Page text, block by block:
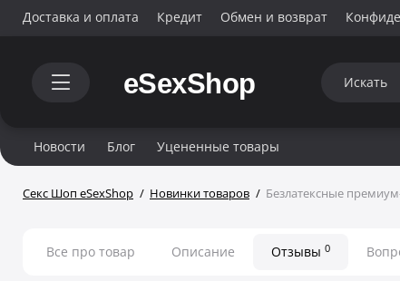
Доставка и оплата Кредит Обмен и возврат
Новости Блог Уцененные товары
Секс Шоп eSexShop Новинки товаров Безлатексные
Все про товар Описание Отзывы 0